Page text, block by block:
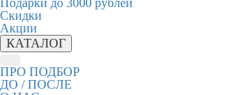
Подарки до 3000 рублей
Скидки
Акции
КАТАЛОГ
ПРО ПОДБОР
ДО / ПОСЛЕ